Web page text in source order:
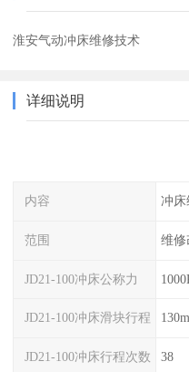
淮安气动冲床维修技术
详细说明
内容 冲床
范围 维修
JD21-100冲床公称力
JD21-100冲床滑块行程
JD21-100冲床行程次数 38